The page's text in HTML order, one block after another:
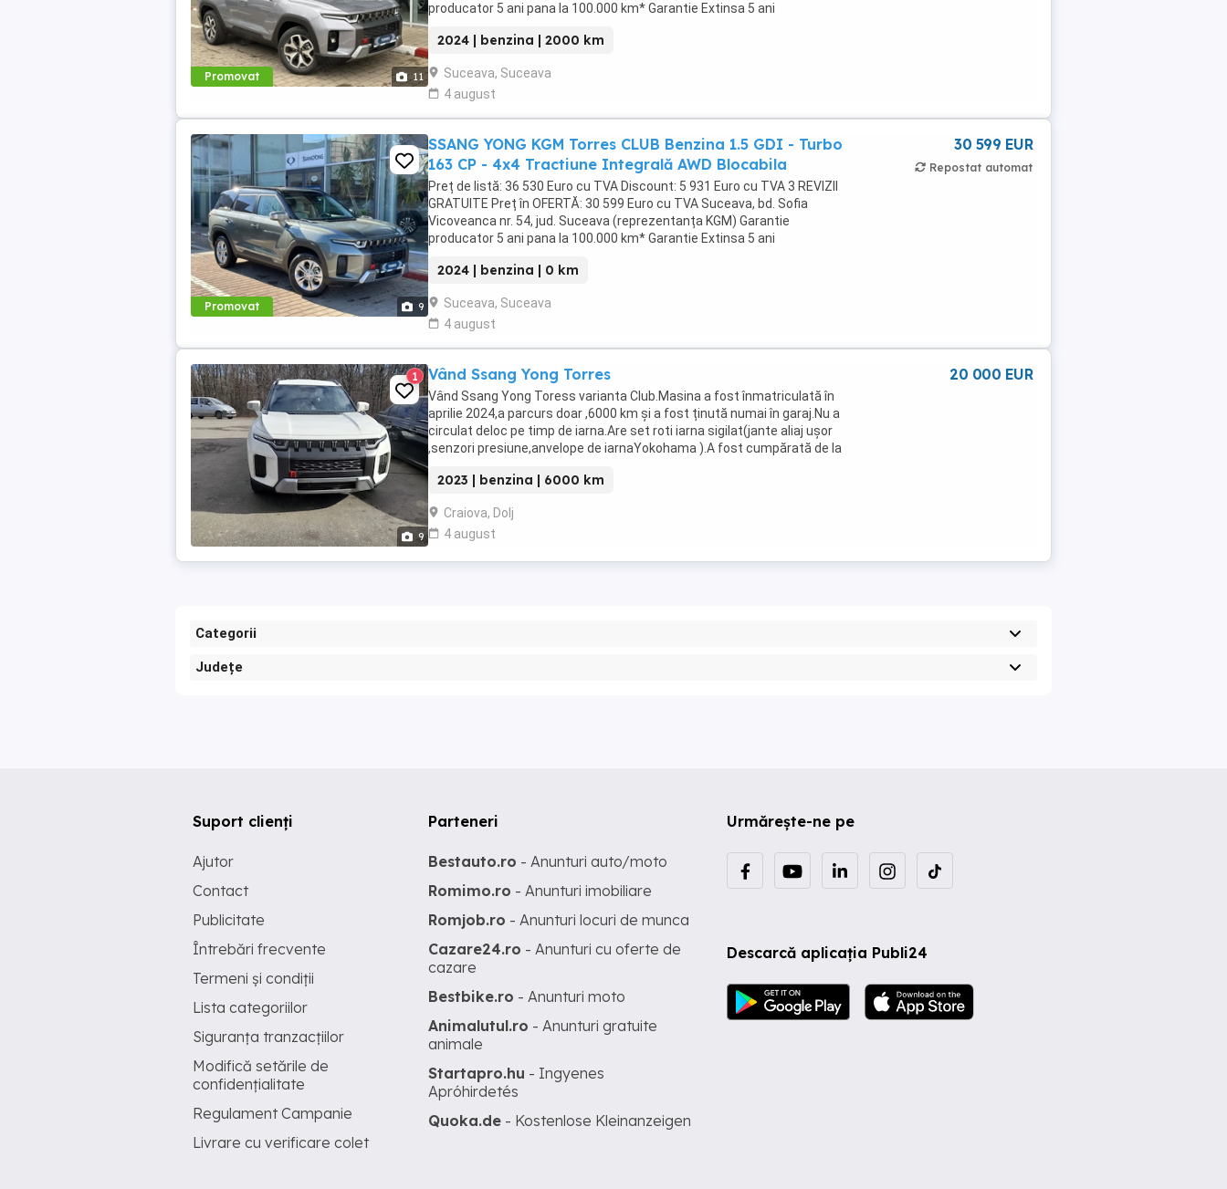
Promovat 11
producator 5 ani pana la 100.000 km* Garantie Extinsa 5 ani
2024 | benzina | 2000 km
Suceava, Suceava
4 august
Promovat 9
SSANG YONG KGM Torres CLUB Benzina 1.5 GDI - Turbo
163 CP - 4x4 Tractiune Integrală AWD Blocabila
Preț de listă: 36 530 Euro cu TVA Discount: 5 931 Euro cu TVA 3 REVIZII
GRATUITE Preț în OFERTĂ: 30 599 Euro cu TVA Suceava, bd. Sofia
Vicoveanca nr. 54, jud. Suceava (reprezentanța KGM) Garantie
producator 5 ani pana la 100.000 km* Garantie Extinsa 5 ani
2024 | benzina | 0 km
Suceava, Suceava
4 august
30 599 EUR
Repostat automat
9
1 Vând Ssang Yong Torres
Vând Ssang Yong Toress varianta Club.Masina a fost înmatriculată în
aprilie 2024,a parcurs doar ,6000 km și a fost ținută numai în garaj.Nu a
circulat deloc pe timp de iarna.Are set roti iarna sigilat(jante aliaj ușor
,senzori presiune,anvelope de iarnaYokohama ).A fost cumpărată de la
2023 | benzina | 6000 km
Craiova, Dolj
4 august
20 000 EUR
Categorii
Județe
Urmărește-ne pe
Descarcă aplicația Publi24
Suport clienți
Ajutor
Contact
Publicitate
Întrebări frecvente
Termeni și condiții
Lista categoriilor
Siguranța tranzacțiilor
Modifică setările de
confidențialitate
Regulament Campanie
Livrare cu verificare colet
Parteneri
Bestauto.ro - Anunturi auto/moto
Romimo.ro - Anunturi imobiliare
Romjob.ro - Anunturi locuri de munca
Cazare24.ro - Anunturi cu oferte de
cazare
Bestbike.ro - Anunturi moto
Animalutul.ro - Anunturi gratuite
animale
Startapro.hu - Ingyenes
Apróhirdetés
Quoka.de - Kostenlose Kleinanzeigen